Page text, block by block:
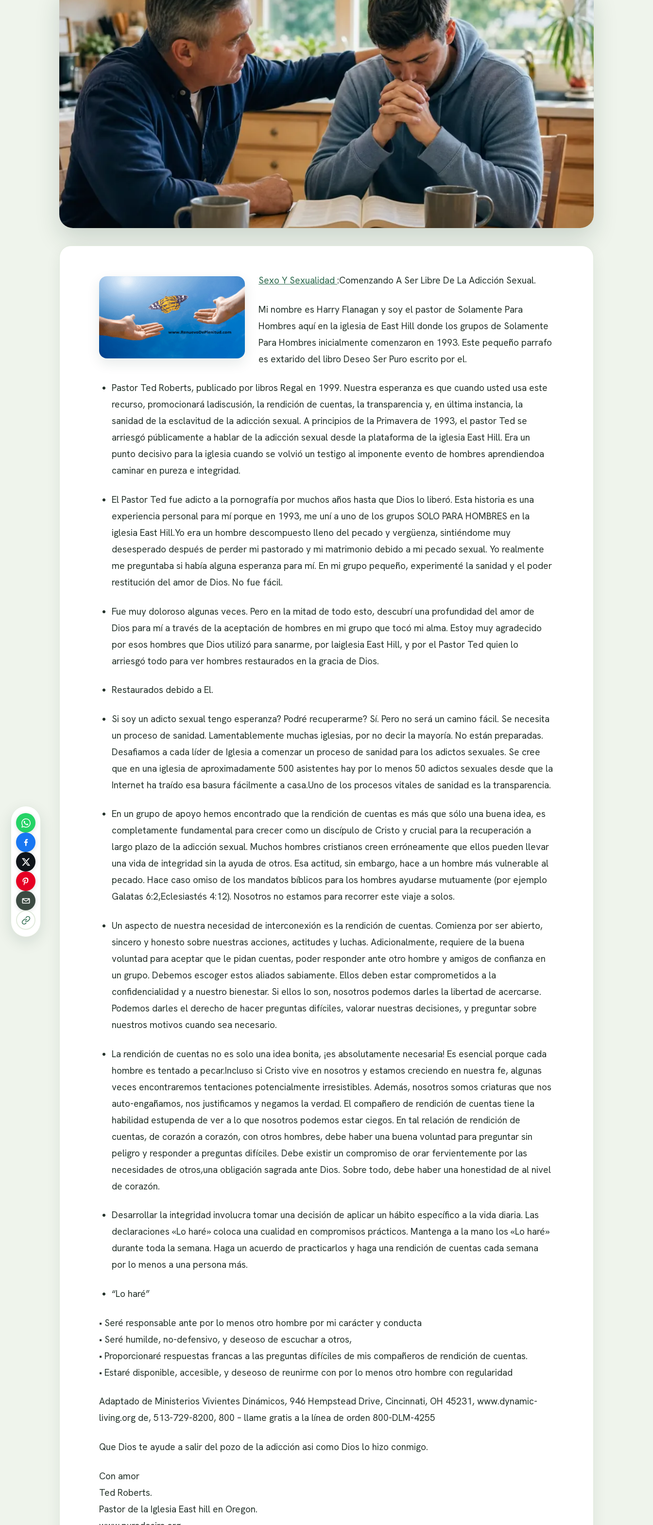
Sexo Y Sexualidad :Comenzando A Ser Libre De La Adicción Sexual.
Mi nombre es Harry Flanagan y soy el pastor de Solamente Para
Hombres aquí en la iglesia de East Hill donde los grupos de Solamente
Para Hombres inicialmente comenzaron en 1993. Este pequeño parrafo
es extarido del libro Deseo Ser Puro escrito por el.
Pastor Ted Roberts, publicado por libros Regal en 1999. Nuestra esperanza es que cuando usted usa este
recurso, promocionará ladiscusión, la rendición de cuentas, la transparencia y, en última instancia, la
sanidad de la esclavitud de la adicción sexual. A principios de la Primavera de 1993, el pastor Ted se
arriesgó públicamente a hablar de la adicción sexual desde la plataforma de la iglesia East Hill. Era un
punto decisivo para la iglesia cuando se volvió un testigo al imponente evento de hombres aprendiendoa
caminar en pureza e integridad.
El Pastor Ted fue adicto a la pornografía por muchos años hasta que Dios lo liberó. Esta historia es una
experiencia personal para mí porque en 1993, me uní a uno de los grupos SOLO PARA HOMBRES en la
iglesia East Hill.Yo era un hombre descompuesto lleno del pecado y vergüenza, sintiéndome muy
desesperado después de perder mi pastorado y mi matrimonio debido a mi pecado sexual. Yo realmente
me preguntaba si había alguna esperanza para mí. En mi grupo pequeño, experimenté la sanidad y el poder
restitución del amor de Dios. No fue fácil.
Fue muy doloroso algunas veces. Pero en la mitad de todo esto, descubrí una profundidad del amor de
Dios para mí a través de la aceptación de hombres en mi grupo que tocó mi alma. Estoy muy agradecido
por esos hombres que Dios utilizó para sanarme, por laiglesia East Hill, y por el Pastor Ted quien lo
arriesgó todo para ver hombres restaurados en la gracia de Dios.
Restaurados debido a El.
Si soy un adicto sexual tengo esperanza? Podré recuperarme? Sí. Pero no será un camino fácil. Se necesita
un proceso de sanidad. Lamentablemente muchas iglesias, por no decir la mayoría. No están preparadas.
Desafiamos a cada líder de Iglesia a comenzar un proceso de sanidad para los adictos sexuales. Se cree
que en una iglesia de aproximadamente 500 asistentes hay por lo menos 50 adictos sexuales desde que la
Internet ha traído esa basura fácilmente a casa.Uno de los procesos vitales de sanidad es la transparencia.
En un grupo de apoyo hemos encontrado que la rendición de cuentas es más que sólo una buena idea, es
completamente fundamental para crecer como un discípulo de Cristo y crucial para la recuperación a
largo plazo de la adicción sexual. Muchos hombres cristianos creen erróneamente que ellos pueden llevar
una vida de integridad sin la ayuda de otros. Esa actitud, sin embargo, hace a un hombre más vulnerable al
pecado. Hace caso omiso de los mandatos bíblicos para los hombres ayudarse mutuamente (por ejemplo
Galatas 6:2,Eclesiastés 4:12). Nosotros no estamos para recorrer este viaje a solos.
Un aspecto de nuestra necesidad de interconexión es la rendición de cuentas. Comienza por ser abierto,
sincero y honesto sobre nuestras acciones, actitudes y luchas. Adicionalmente, requiere de la buena
voluntad para aceptar que le pidan cuentas, poder responder ante otro hombre y amigos de confianza en
un grupo. Debemos escoger estos aliados sabiamente. Ellos deben estar comprometidos a la
confidencialidad y a nuestro bienestar. Si ellos lo son, nosotros podemos darles la libertad de acercarse.
Podemos darles el derecho de hacer preguntas difíciles, valorar nuestras decisiones, y preguntar sobre
nuestros motivos cuando sea necesario.
La rendición de cuentas no es solo una idea bonita, ¡es absolutamente necesaria! Es esencial porque cada
hombre es tentado a pecar.Incluso si Cristo vive en nosotros y estamos creciendo en nuestra fe, algunas
veces encontraremos tentaciones potencialmente irresistibles. Además, nosotros somos criaturas que nos
auto-engañamos, nos justificamos y negamos la verdad. El compañero de rendición de cuentas tiene la
habilidad estupenda de ver a lo que nosotros podemos estar ciegos. En tal relación de rendición de
cuentas, de corazón a corazón, con otros hombres, debe haber una buena voluntad para preguntar sin
peligro y responder a preguntas difíciles. Debe existir un compromiso de orar fervientemente por las
necesidades de otros,una obligación sagrada ante Dios. Sobre todo, debe haber una honestidad de al nivel
de corazón.
Desarrollar la integridad involucra tomar una decisión de aplicar un hábito específico a la vida diaria. Las
declaraciones «Lo haré» coloca una cualidad en compromisos prácticos. Mantenga a la mano los «Lo haré»
durante toda la semana. Haga un acuerdo de practicarlos y haga una rendición de cuentas cada semana
por lo menos a una persona más.
“Lo haré”
• Seré responsable ante por lo menos otro hombre por mi carácter y conducta
• Seré humilde, no-defensivo, y deseoso de escuchar a otros,
• Proporcionaré respuestas francas a las preguntas difíciles de mis compañeros de rendición de cuentas.
• Estaré disponible, accesible, y deseoso de reunirme con por lo menos otro hombre con regularidad
Adaptado de Ministerios Vivientes Dinámicos, 946 Hempstead Drive, Cincinnati, OH 45231, www.dynamic-
living.org de, 513-729-8200, 800 – llame gratis a la línea de orden 800-DLM-4255
Que Dios te ayude a salir del pozo de la adicción asi como Dios lo hizo conmigo.
Con amor
Ted Roberts.
Pastor de la Iglesia East hill en Oregon.